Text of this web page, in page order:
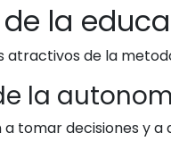
la
atractivos de la
la
a tomar decisiones y